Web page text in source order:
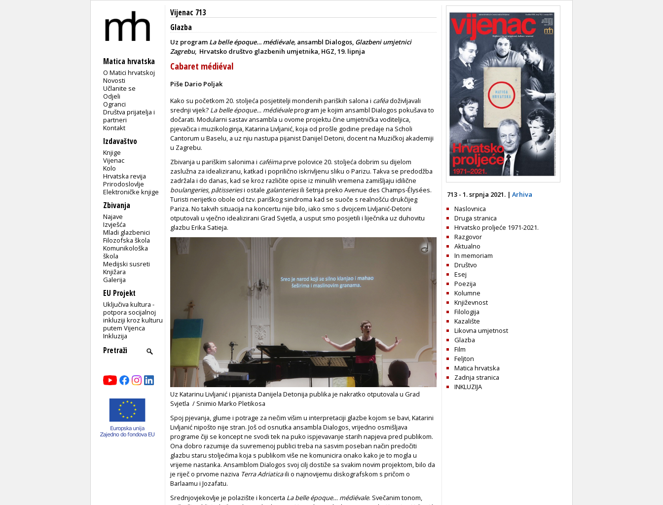
Matica hrvatska
O Matici hrvatskoj
Novosti
Učlanite se
Odjeli
Ogranci
Društva prijatelja i
partneri
Kontakt
Izdavaštvo
Knjige
Vijenac
Kolo
Hrvatska revija
Prirodoslovlje
Elektroničke knjige
Zbivanja
Najave
Izvješća
Mladi glazbenici
Filozofska škola
Komunikološka
škola
Medijski susreti
Knjižara
Galerija
EU Projekt
Uključiva kultura -
potpora socijalnoj
inkluziji kroz kulturu
putem Vijenca
Inkluzija
Vijenac 713
Glazba
Uz program La belle époque… médiévale, ansambl Dialogos, Glazbeni umjetnici
Zagrebu, Hrvatsko društvo glazbenih umjetnika, HGZ, 19. lipnja
Cabaret médiéval
Piše Dario Poljak
Kako su početkom 20. stoljeća posjetitelji mondenih pariških salona i caféadoživljavali
srednji vijek? La belle époque… médiévaleprogram je kojim ansambl Dialogos pokušava to
dočarati. Modularni sastav ansambla u ovome projektu čine umjetnička voditeljica,
pjevačica i muzikologinja, Katarina Livljanić, koja od prošle godine predaje na Scholi
Cantorum u Baselu, a uz nju nastupa pijanist Danijel Detoni, docent na Muzičkoj akademiji
u Zagrebu.
Zbivanja u pariškim salonima i caféimaprve polovice 20. stoljeća dobrim su dijelom
zaslužna za idealiziranu, katkad i poprilično iskrivljenu sliku o Parizu. Takva se predodžba
zadržala i do danas, kad se kroz različite opise iz minulih vremena zamišljaju idilične
boulangeries, pâtisseriesi ostale galanteriesili šetnja preko Avenue des Champs-Élysées.
Turisti nerijetko obole od tzv. pariškog sindroma kad se suoče s realnošću drukčijeg
Pariza. No takvih situacija na koncertu nije bilo, iako smo s dvojcem Livljanić-Detoni
otputovali u vječno idealizirani Grad Svjetla, a usput smo posjetili i liječnika uz duhovitu
glazbu Erika Satieja.
Uz Katarinu Livljanić i pijanista Danijela Detonija publika je nakratko otputovala u Grad
Svjetla / Snimio Marko Pletikosa
Spoj pjevanja, glume i potrage za nečim višim u interpretaciji glazbe kojom se bavi, Katarini
Livljanić nipošto nije stran. Još od osnutka ansambla Dialogos, vrijedno osmišljava
programe čiji se koncept ne svodi tek na puko ispjevavanje starih napjeva pred publikom.
Ona dobro razumije da suvremenoj publici treba na sasvim poseban način predočiti
glazbu staru stoljećima koja s publikom više ne komunicira onako kako je to mogla u
vrijeme nastanka. Ansamblom Dialogos svoj cilj dostiže sa svakim novim projektom, bilo da
je riječ o prvome naziva Terra Adriaticaili o najnovijemu diskografskom s pričom o
Barlaamu i Jozafatu.
Srednjovjekovlje je polazište i koncerta La belle époque… médiévale. Svečanim tonom,
713 - 1. srpnja 2021. | Arhiva
Naslovnica
Druga stranica
Hrvatsko proljeće 1971-2021.
Razgovor
Aktualno
In memoriam
Društvo
Esej
Poezija
Kolumne
Književnost
Filologija
Kazalište
Likovna umjetnost
Glazba
Film
Feljton
Matica hrvatska
Zadnja stranica
INKLUZIJA